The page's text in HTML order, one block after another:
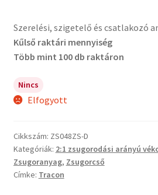
Szerelési, szigetelő és csatlakozó
Kűlső raktári mennyiség
Több mint 100 db raktáron
Nincs
Elfogyott
Cikkszám: ZS048ZS-D
Kategóriák: 2:1 zsugorodási arányú
Zsugoranyag, Zsugorcső
Címke: Tracon